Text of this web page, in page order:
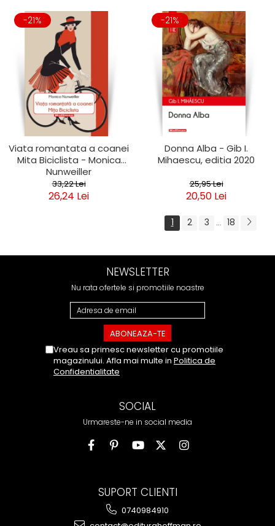
-21%
Viata romantata a coanei
Mita Biciclista - Monica
Nunweiller
33,22 Lei
26,24 Lei
-21%
Donna Alba - Gib I.
Mihaescu, editia 2020
25,95 Lei
20,50 Lei
1 2 3 ... 18
NEWSLETTER
Nu rata ofertele si promotiile noastre
Vreau sa primesc newsletter cu promotiile
magazinului. Afla mai multe in Politica de
Confidentialitate
SOCIAL
Urmareste-ne in social media
SUPORT CLIENTI
0740984910